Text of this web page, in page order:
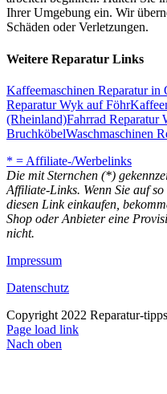
Ihrer Umgebung ein. Wir
Schäden oder Verletzungen.
Weitere Reparatur Links
Kaffeemaschinen Reparatur in
Reparatur Wyk auf Föhr
(Rheinland)Fahrrad Reparatur
BruchköbelWaschmaschinen
* = Affiliate-/Werbelinks
Die mit Sternchen (*)
Affiliate-Links. Wenn Sie auf
diesen Link einkaufen,
Shop oder Anbieter eine
nicht.
Impressum
Datenschutz
Copyright 2022 Reparatur-
Page load link
Nach oben